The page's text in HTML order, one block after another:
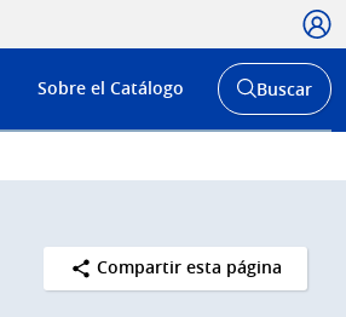
Menú
de
Sobre el Catálogo
Abrir
buscador
Buscar
Compartir esta página